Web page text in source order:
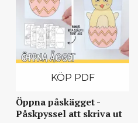
KÖP PDF
Öppna påskägget -
Påskpyssel att skriva ut